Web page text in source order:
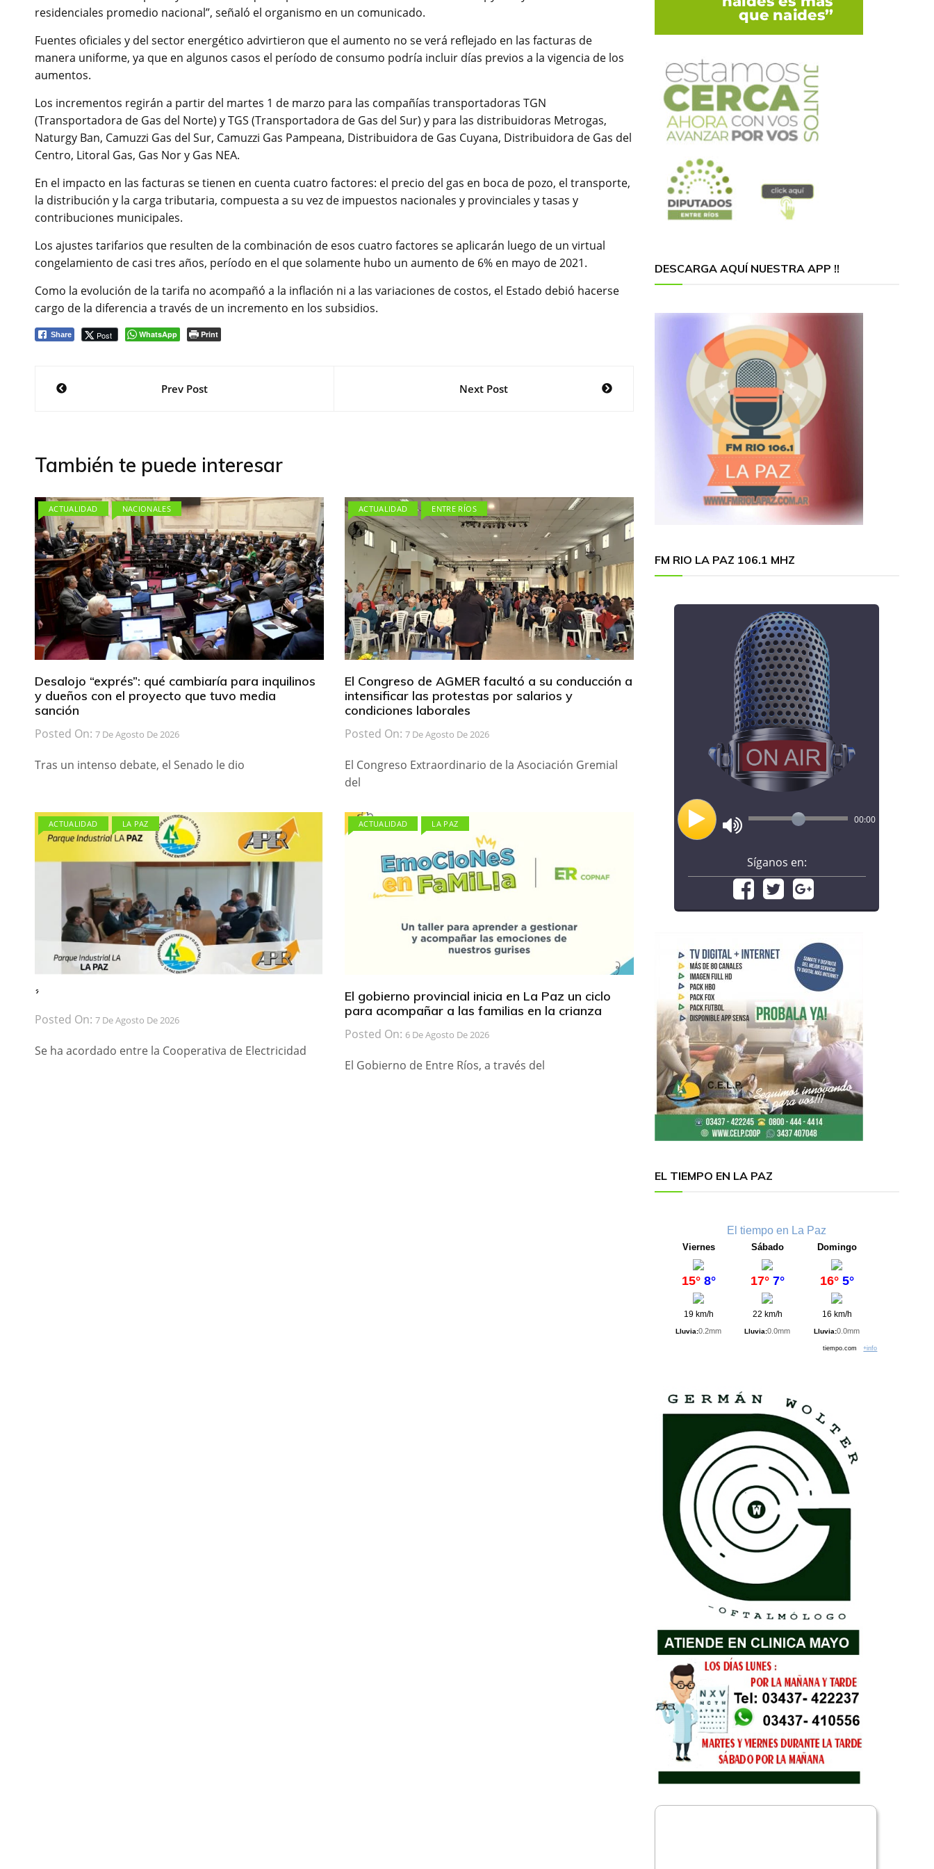
residenciales promedio nacional”, señaló el organismo en un comunicado.
Fuentes oficiales y del sector energético advirtieron que el aumento no se verá reflejado en las facturas de
manera uniforme, ya que en algunos casos el período de consumo podría incluir días previos a la vigencia de los
aumentos.
Los incrementos regirán a partir del martes 1 de marzo para las compañías transportadoras TGN
(Transportadora de Gas del Norte) y TGS (Transportadora de Gas del Sur) y para las distribuidoras Metrogas,
Naturgy Ban, Camuzzi Gas del Sur, Camuzzi Gas Pampeana, Distribuidora de Gas Cuyana, Distribuidora de Gas del
Centro, Litoral Gas, Gas Nor y Gas NEA.
En el impacto en las facturas se tienen en cuenta cuatro factores: el precio del gas en boca de pozo, el transporte,
la distribución y la carga tributaria, compuesta a su vez de impuestos nacionales y provinciales y tasas y
contribuciones municipales.
Los ajustes tarifarios que resulten de la combinación de esos cuatro factores se aplicarán luego de un virtual
congelamiento de casi tres años, período en el que solamente hubo un aumento de 6% en mayo de 2021.
Como la evolución de la tarifa no acompañó a la inflación ni a las variaciones de costos, el Estado debió hacerse
cargo de la diferencia a través de un incremento en los subsidios.
Share Post WhatsApp Print
NavegaciónPrev Post Next Post
También te puede interesar
ACTUALIDAD NACIONALES
Desalojo “exprés”: qué cambiaría para inquilinos
y dueños con el proyecto que tuvo media
sanción
Posted On: 7 De Agosto De 2026
Tras un intenso debate, el Senado le dio
ACTUALIDAD ENTRE RÍOS
El Congreso de AGMER facultó a su conducción a
intensificar las protestas por salarios y
condiciones laborales
Posted On: 7 De Agosto De 2026
El Congreso Extraordinario de la Asociación Gremial
del
ACTUALIDAD LA PAZ
́ ́
Posted On: 7 De Agosto De 2026
Se ha acordado entre la Cooperativa de Electricidad
ACTUALIDAD LA PAZ
El gobierno provincial inicia en La Paz un ciclo
para acompañar a las familias en la crianza
Posted On: 6 De Agosto De 2026
El Gobierno de Entre Ríos, a través del
DESCARGA AQUÍ NUESTRA APP !!
FM RIO LA PAZ 106.1 MHZ
00:00
Síganos en:
EL TIEMPO EN LA PAZ
El tiempo en La Paz
Viernes
15° 8°
19 km/h
Lluvia:0.2mm
Sábado
17° 7°
22 km/h
Lluvia:0.0mm
Domingo
16° 5°
16 km/h
Lluvia:0.0mm
tiempo.com+info